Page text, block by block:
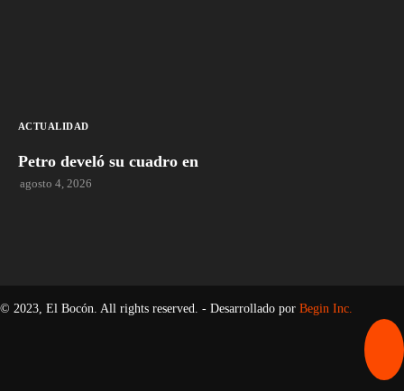
ACTUALIDAD
Petro develó su cuadro en
agosto 4, 2026
© 2023, El Bocón. All rights reserved. - Desarrollado por Begin Inc.